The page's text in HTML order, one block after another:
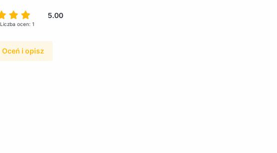
5.00
Liczba ocen: 1
Oceń i opisz